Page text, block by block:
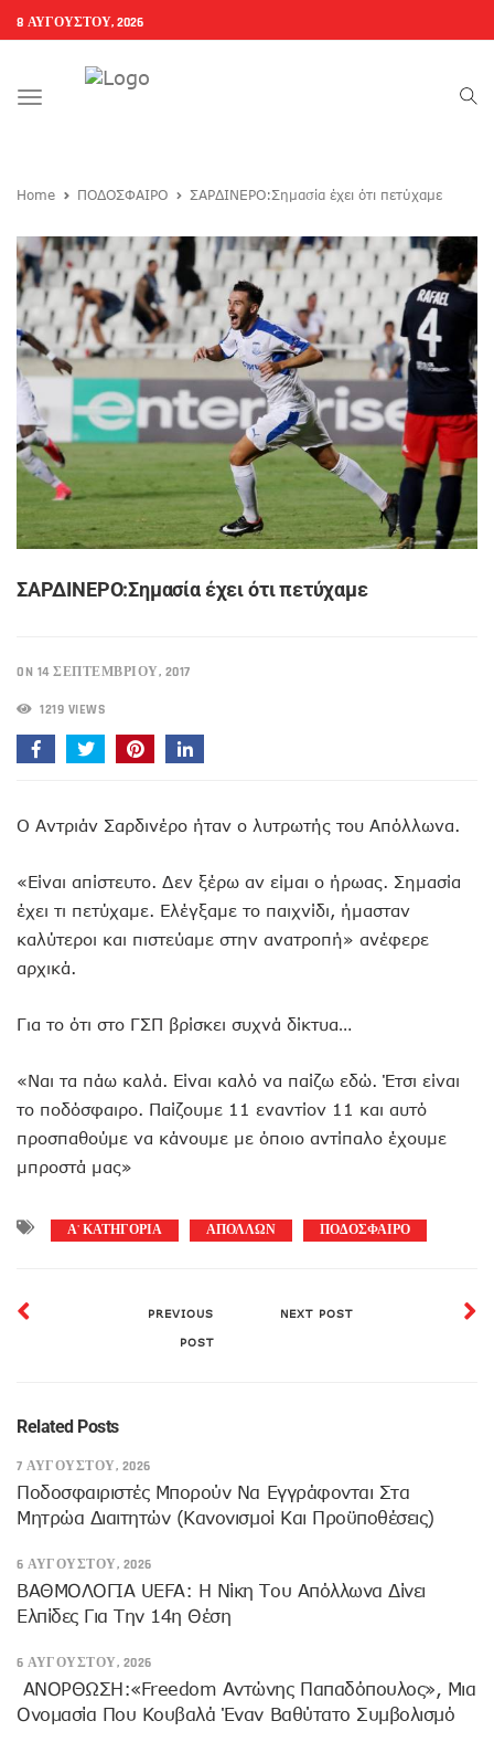
8 ΑΥΓΟΎΣΤΟΥ, 2026
Toggle
Home ΠΟΔΟΣΦΑΙΡΟ ΣΑΡΔΙΝΕΡΟ:Σημασία έχει ότι πετύχαμε
ΣΑΡΔΙΝΕΡΟ:Σημασία έχει ότι πετύχαμε
ON 14 ΣΕΠΤΕΜΒΡΊΟΥ, 2017
1219 VIEWS
Ο Αντριάν Σαρδινέρο ήταν ο λυτρωτής του Απόλλωνα.
«Είναι απίστευτο. Δεν ξέρω αν είμαι ο ήρωας. Σημασία
έχει τι πετύχαμε. Ελέγξαμε το παιχνίδι, ήμασταν
καλύτεροι και πιστεύαμε στην ανατροπή» ανέφερε
αρχικά.
Για το ότι στο ΓΣΠ βρίσκει συχνά δίκτυα…
«Ναι τα πάω καλά. Είναι καλό να παίζω εδώ. Έτσι είναι
το ποδόσφαιρο. Παίζουμε 11 εναντίον 11 και αυτό
προσπαθούμε να κάνουμε με όποιο αντίπαλο έχουμε
μπροστά μας»
Α' ΚΑΤΗΓΟΡΙΑ ΑΠΟΛΛΩΝ ΠΟΔΟΣΦΑΙΡΟ
PREVIOUS
POST
NEXT POST
Related Posts
7 ΑΥΓΟΎΣΤΟΥ, 2026
Ποδοσφαιριστές Μπορούν Να Εγγράφονται Στα
Μητρώα Διαιτητών (κανονισμοί Και Προϋποθέσεις)
6 ΑΥΓΟΎΣΤΟΥ, 2026
ΒΑΘΜΟΛΟΓΙΑ UEFA: Η Νίκη Του Απόλλωνα Δίνει
Ελπίδες Για Την 14η Θέση
6 ΑΥΓΟΎΣΤΟΥ, 2026
ANOΡΘΩΣΗ:«Freedom Αντώνης Παπαδόπουλος», Μια
Ονομασία Που Κουβαλά Έναν Βαθύτατο Συμβολισμό